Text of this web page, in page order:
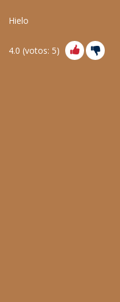
Hielo
4.0 (votos: 5)